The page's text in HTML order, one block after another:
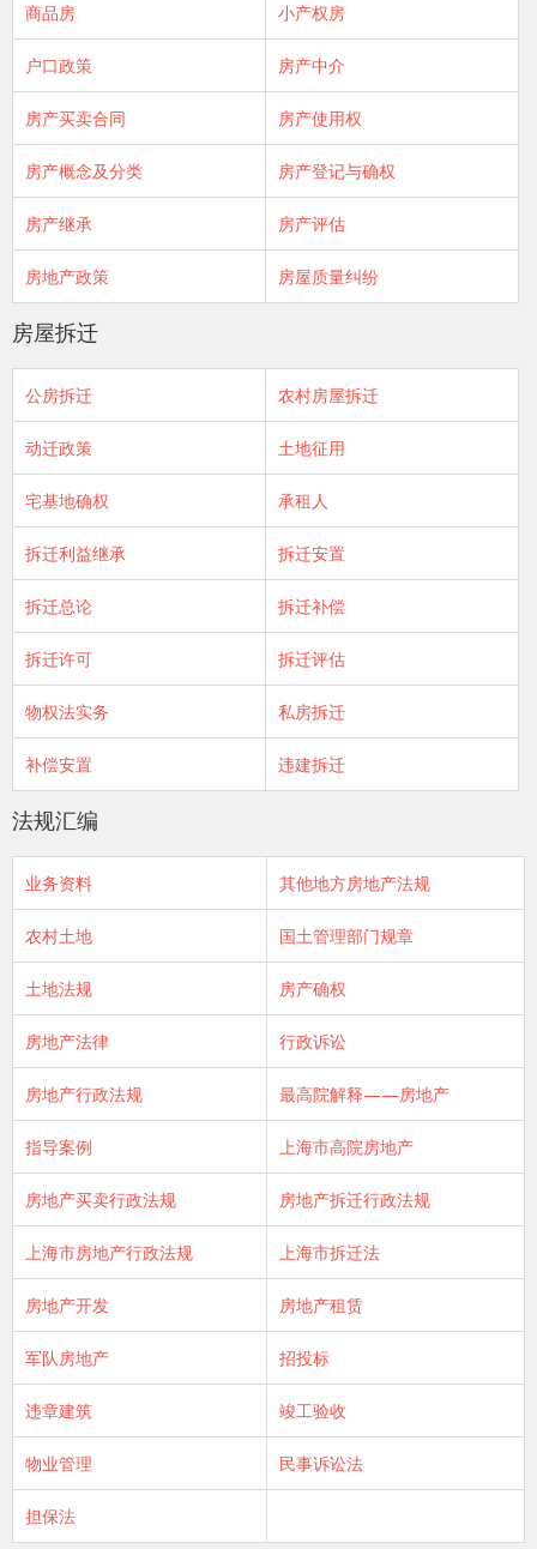
商品房 小产权房
户口政策 房产中介
房产买卖合同 房产使用权
房产概念及分类 房产登记与确权
房产继承 房产评估
房地产政策 房屋质量纠纷
房屋拆迁
公房拆迁 农村房屋拆迁
动迁政策 土地征用
宅基地确权 承租人
拆迁利益继承 拆迁安置
拆迁总论 拆迁补偿
拆迁许可 拆迁评估
物权法实务 私房拆迁
补偿安置 违建拆迁
法规汇编
业务资料 其他地方房地产法规
农村土地 国土管理部门规章
土地法规 房产确权
房地产法律 行政诉讼
房地产行政法规 最高院解释——房地产
指导案例 上海市高院房地产
房地产买卖行政法规 房地产拆迁行政法规
上海市房地产行政法规 上海市拆迁法
房地产开发 房地产租赁
军队房地产 招投标
违章建筑 竣工验收
物业管理 民事诉讼法
担保法